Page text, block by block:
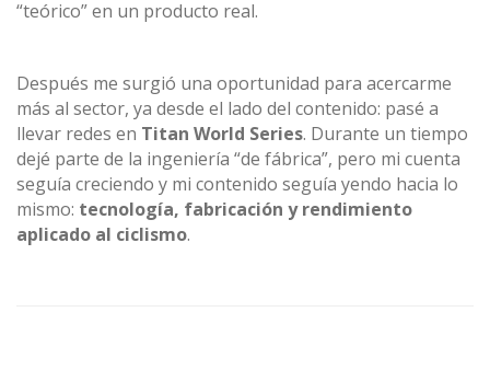
“teórico” en un producto real.
Después me surgió una oportunidad para acercarme
más al sector, ya desde el lado del contenido: pasé a
llevar redes en Titan World Series. Durante un tiempo
dejé parte de la ingeniería “de fábrica”, pero mi cuenta
seguía creciendo y mi contenido seguía yendo hacia lo
mismo: tecnología, fabricación y rendimiento
aplicado al ciclismo.